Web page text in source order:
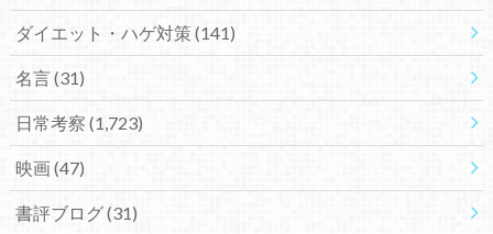
ダイエット・ハゲ対策(141)
名言(31)
日常考察 (1,723)
映画(47)
書評ブログ(31)